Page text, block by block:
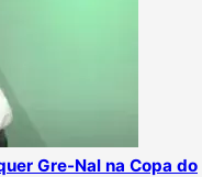
Gre-Nal na Copa do